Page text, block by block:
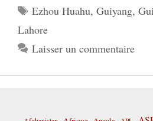
Étiquettes
Ezhou Huahu, Guiyang,
Lahore
Laisser un commentaire